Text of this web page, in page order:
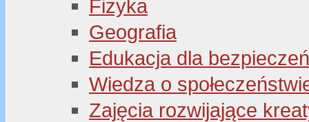
Fizyka
Geografia
Edukacja dla
Wiedza o
Zajęcia rozwijające